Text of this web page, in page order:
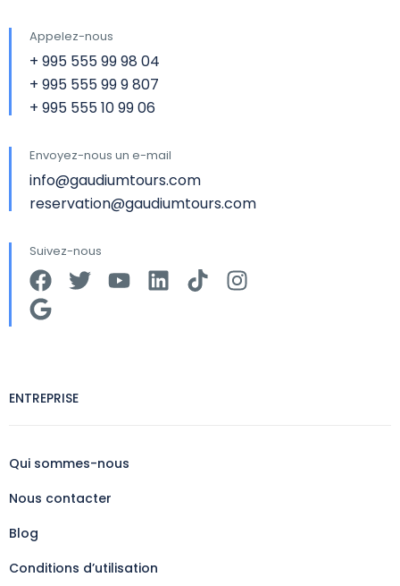
Appelez-nous
+ 995 555 99 98 04
+ 995 555 99 9 807
+ 995 555 10 99 06
Envoyez-nous un e-mail
info@gaudiumtours.com
reservation@gaudiumtours.com
Suivez-nous
ENTREPRISE
Qui sommes-nous
Nous contacter
Blog
Conditions d’utilisation